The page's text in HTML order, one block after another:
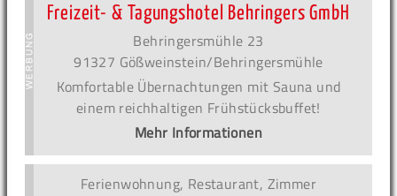
Freizeit- & Tagungshotel Behringers GmbH
Behringersmühle 23
91327 Gößweinstein/Behringersmühle
Komfortable Übernachtungen mit Sauna und
einem reichhaltigen Frühstücksbuffet!
Mehr Informationen
Ferienwohnung, Restaurant, Zimmer